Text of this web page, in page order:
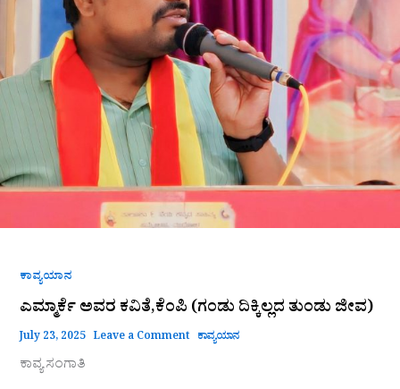
ಕಾವ್ಯಯಾನ
ಎಮ್ಮಾರ್ಕೆ ಅವರ ಕವಿತೆ,ಕೆಂಪಿ (ಗಂಡು ದಿಕ್ಕಿಲ್ಲದ ತುಂಡು ಜೀವ)
July 23, 2025 Leave a Comment ಕಾವ್ಯಯಾನ
ಕಾವ್ಯ ಸಂಗಾತಿ